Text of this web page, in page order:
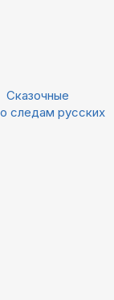
Сказочные
следам русских